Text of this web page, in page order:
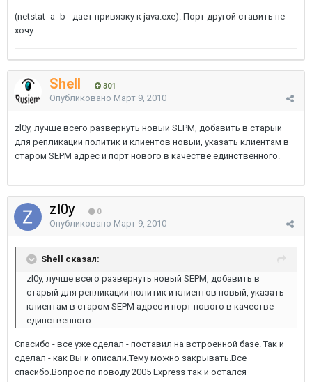
(netstat -a -b - дает привязку к java.exe). Порт другой ставить не
хочу.
Shell 301
Опубликовано Март 9, 2010
zl0y, лучше всего развернуть новый SEPM, добавить в старый
для репликации политик и клиентов новый, указать клиентам в
старом SEPM адрес и порт нового в качестве единственного.
zl0y 0
Опубликовано Март 9, 2010
Shell сказал:
zl0y, лучше всего развернуть новый SEPM, добавить в
старый для репликации политик и клиентов новый, указать
клиентам в старом SEPM адрес и порт нового в качестве
единственного.
Спасибо - все уже сделал - поставил на встроенной базе. Так и
сделал - как Вы и описали.Тему можно закрывать.Все
спасибо.Вопрос по поводу 2005 Express так и остался